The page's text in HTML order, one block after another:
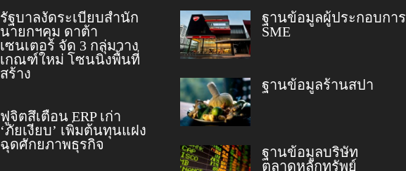
รัฐบาลงัดระเบียบสำนัก
นายกฯคุม ดาต้า
เซนเตอร์ จัด 3 กลุ่มวาง
เกณฑ์ใหม่ โซนนิ่งพื้นที่
สร้าง
ฟูจิตสึเตือน ERP เก่า
‘ภัยเงียบ’ เพิ่มต้นทุนแฝง
ฉุดศักยภาพธุรกิจ
ฐานข้อมูลผู้ประกอบการ
SME
ฐานข้อมูลร้านสปา
ฐานข้อมูลบริษัท
ตลาดหลักทรัพย์